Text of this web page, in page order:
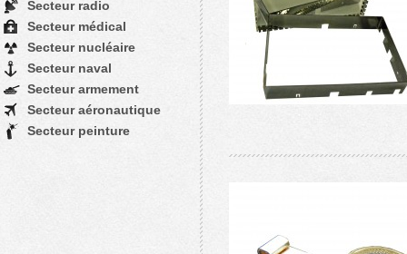
Secteur radio
Secteur médical
Secteur nucléaire
Secteur naval
Secteur armement
Secteur aéronautique
Secteur peinture